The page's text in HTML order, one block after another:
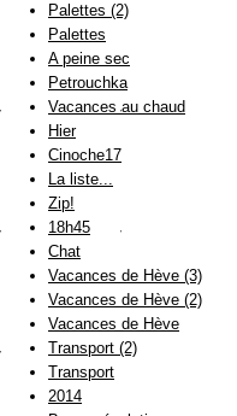
Palettes (2)
Palettes
A peine sec
Petrouchka
Vacances au chaud
Hier
Cinoche17
La liste...
Zip!
18h45
Chat
Vacances de Hève (3)
Vacances de Hève (2)
Vacances de Hève
Transport (2)
Transport
2014